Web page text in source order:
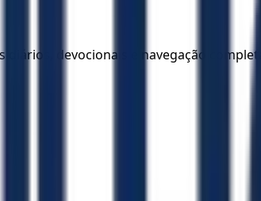
devocionais e navegação completa.